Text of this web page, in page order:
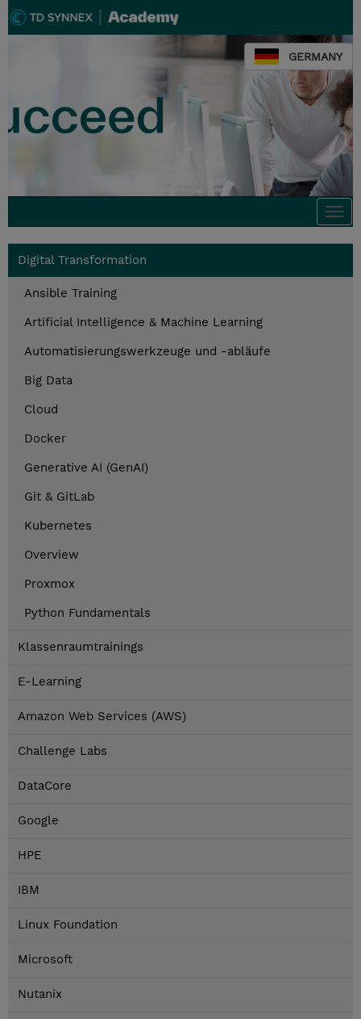
GERMANY
Digital Transformation
Ansible Training
Artificial Intelligence & Machine Learning
Automatisierungswerkzeuge und -abläufe
Big Data
Cloud
Docker
Generative AI (GenAI)
Git & GitLab
Kubernetes
Overview
Proxmox
Python Fundamentals
Klassenraumtrainings
E-Learning
Amazon Web Services (AWS)
Challenge Labs
DataCore
Google
HPE
IBM
Linux Foundation
Microsoft
Nutanix